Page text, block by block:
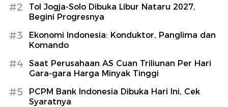
#2
Tol Jogja-Solo Dibuka Libur Nataru 2027,
Begini Progresnya
#3
Ekonomi Indonesia: Konduktor, Panglima dan
Komando
#4
Saat Perusahaan AS Cuan Triliunan Per Hari
Gara-gara Harga Minyak Tinggi
#5
PCPM Bank Indonesia Dibuka Hari Ini, Cek
Syaratnya